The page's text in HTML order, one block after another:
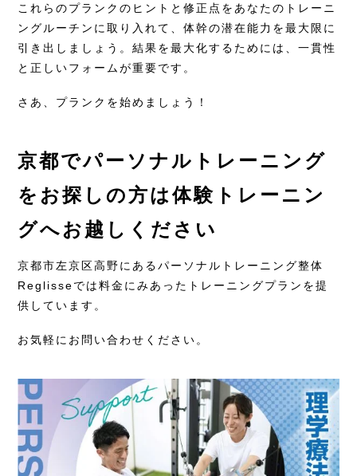
これらのプランクのヒントと修正点をあなたのトレーニ
ングルーチンに取り入れて、体幹の潜在能力を最大限に
引き出しましょう。結果を最大化するためには、一貫性
と正しいフォームが重要です。
さあ、プランクを始めましょう！
京都でパーソナルトレーニング
をお探しの方は体験トレーニン
グへお越しください
京都市左京区高野にあるパーソナルトレーニング整体
Reglisseでは料金にみあったトレーニングプランを提
供しています。
お気軽にお問い合わせください。